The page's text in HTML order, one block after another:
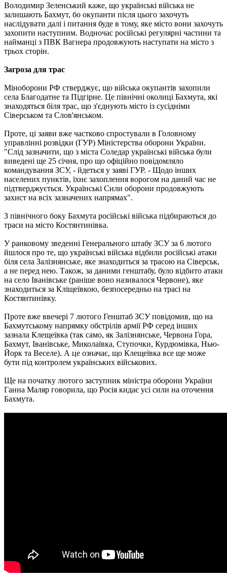
Володимир Зеленський каже, що українські війська не
залишають Бахмут, бо окупанти після цього захочуть
наслідувати далі і питання буде в тому, яке місто вони захочуть
захопити наступним. Водночас російські регулярні частини та
найманці з ПВК Вагнера продовжують наступати на місто з
трьох сторін.
Загроза для трас
Міноборони РФ стверджує, що війська окупантів захопили
села Благодатне та Підгірне. Це північні околиці Бахмута, які
знаходяться біля трас, що з'єднують місто із сусідніми
Сіверськом та Слов'янськом.
Проте, ці заяви вже частково спростували в Головному
управлінні розвідки (ГУР) Міністерства оборони України.
"Слід зазначити, що з міста Соледар українські війська були
виведені ще 25 січня, про що офіційно повідомляло
командування ЗСУ, - йдеться у заяві ГУР. - Щодо інших
населених пунктів, їхнє захоплення ворогом на даний час не
підтверджується. Українські Сили оборони продовжують
захист на всіх зазначених напрямах".
З північного боку Бахмута російські війська підбираються до
траси на місто Костянтинівка.
У ранковому зведенні Генерального штабу ЗСУ за 6 лютого
йшлося про те, що українські війська відбили російські атаки
біля села Залізнянське, яке знаходиться за трасою на Сіверськ,
а не перед нею. Також, за даними генштабу, було відбито атаки
на село Іванівське (раніше воно називалося Червоне), яке
знаходиться за Кліщеївкою, безпосередньо на трасі на
Костянтинівку.
Проте вже ввечері 7 лютого Генштаб ЗСУ повідомив, що на
Бахмутському напрямку обстрілів армії РФ серед інших
зазнала Клещеївка (так само, як Залізнянське, Червона Гора,
Бахмут, Іванівське, Миколаївка, Ступочки, Курдюмівка, Нью-
Йорк та Веселе). А це означає, що Клещеївка все ще може
бути під контролем українських військових.
Ще на початку лютого заступник міністра оборони України
Ганна Маляр говорила, що Росія кидає усі сили на оточення
Бахмута.